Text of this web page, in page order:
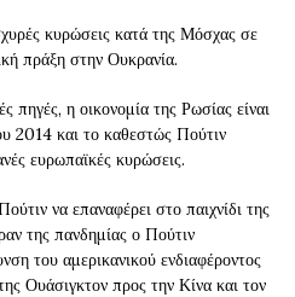
κυρώσεις κατά της Μόσχας σε
πράξη στην Ουκρανία.
η οικονομία της Ρωσίας είναι
2014 και το καθεστώς Πούτιν
ευρωπαϊκές κυρώσεις.
να επαναφέρει στο παιχνίδι της
της πανδημίας ο Πούτιν
του αμερικανικού ενδιαφέροντος
Ουάσιγκτον προς την Κίνα και τον